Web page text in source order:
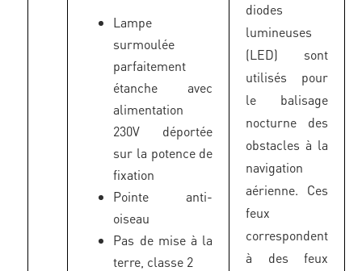
Lampe
surmoulée
parfaitement
étanche avec
alimentation
230V déportée
sur la potence de
fixation
Pointe anti-
oiseau
Pas de mise à la
terre, classe 2
diodes
lumineuses
(LED) sont
utilisés pour
le balisage
nocturne des
obstacles à la
navigation
aérienne. Ces
feux
correspondent
à des feux